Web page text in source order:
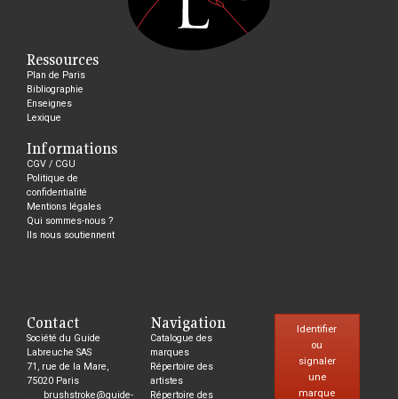
Ressources
Plan de Paris
Bibliographie
Enseignes
Lexique
Informations
CGV / CGU
Politique de
confidentialité
Mentions légales
Qui sommes-nous ?
Ils nous soutiennent
Contact
Société du Guide
Labreuche SAS
71, rue de la Mare,
75020 Paris
brushstroke@guide-
Navigation
Catalogue des
marques
Répertoire des
artistes
Répertoire des
Identifier
ou
signaler
une
marque